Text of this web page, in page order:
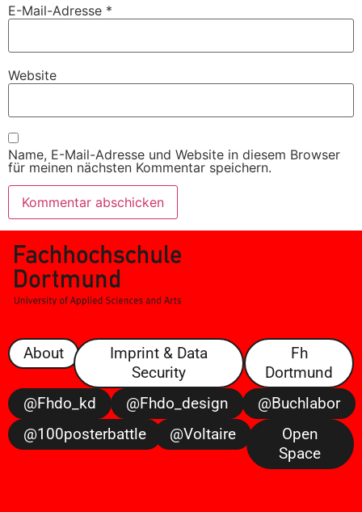
E-Mail-Adresse *
Website
Name, E-Mail-Adresse und Website in diesem Browser
für meinen nächsten Kommentar speichern.
About
Imprint & Data
Security
Fh
Dortmund
@fhdo_kd
@fhdo_design
@buchlabor
@100posterbattle
@voltaire
Open
Space